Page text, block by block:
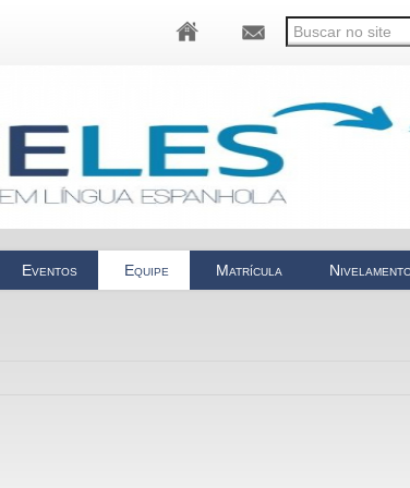
Eventos Equipe Matrícula